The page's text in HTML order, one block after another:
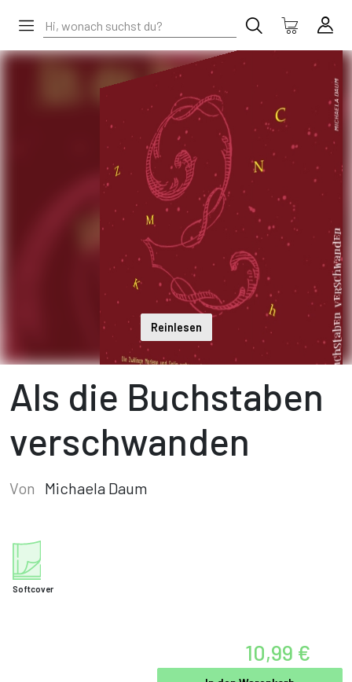
Reinlesen
Als die Buchstaben
verschwanden
Von Michaela Daum
Softcover
10,99 €